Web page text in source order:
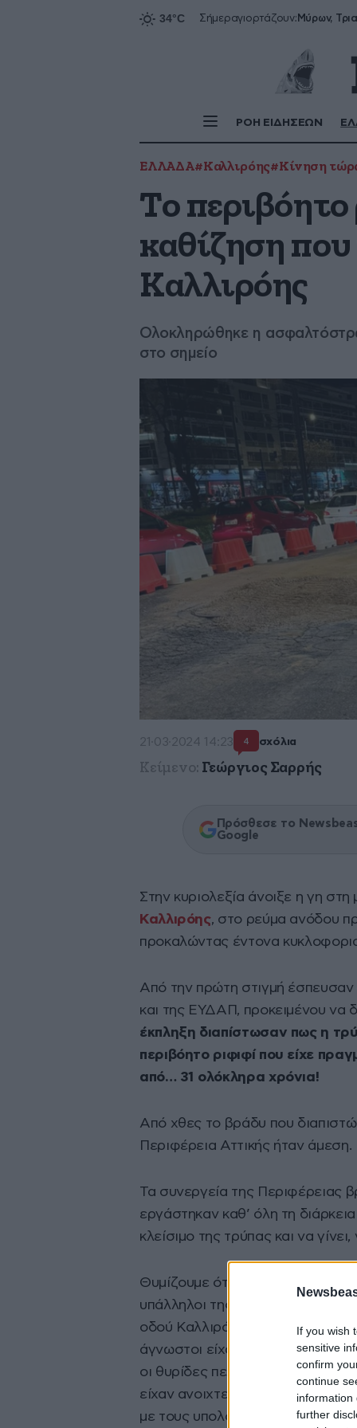
If you wish
sensitive
confirm
continue
information
further
Σήμεραγιορτάζουν:
ΡΟΗ ΕΙΔΗΣΕΩΝ
ΕΛΛΑΔΑ#Καλλιρόης#Κίνηση
Το περιβόητο
καθίζηση
Καλλιρόης
Ολοκληρώθηκε η
στο σημείο
21·03·2024 14:23 4 σχόλια
Κείμενο: Γεώργιος Σαρρής
Πρόσθεσε το
Google
Στην κυριολεξία άνοιξε η γη
Καλλιρόης, στο ρεύμα ανόδου
προκαλώντας έντονα
Από την πρώτη στιγμή έσπευσαν
και της ΕΥΔΑΠ, προκειμένου να
έκπληξη διαπίστωσαν πως η
περιβόητο ριφιφί που είχε
από… 31 ολόκληρα χρόνια!
Από χθες το βράδυ που
Περιφέρεια Αττικής ήταν άμεση.
Τα συνεργεία της Περιφέρειας
εργάστηκαν καθ’ όλη τη
κλείσιμο της τρύπας και να
Θυμίζουμε ότι τον μακρινό
υπάλληλοι της Τράπεζας
οδού Καλλιρόης 19 (σήμερα
άγνωστοι είχαν παραβιάσει το
οι θυρίδες πελατών του
είχαν ανοιχτεί οι 301 με το
με τους υπολογισμούς, η αξία